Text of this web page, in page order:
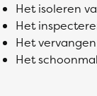
Het isoleren
Het
Het
Het